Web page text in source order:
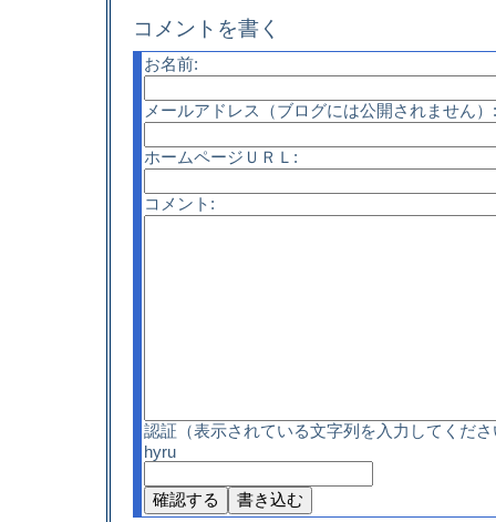
コメントを書く
お名前:
メールアドレス（ブログには公開されません）:
ホームページＵＲＬ:
コメント:
認証（表示されている文字列を入力してくだ
hyru